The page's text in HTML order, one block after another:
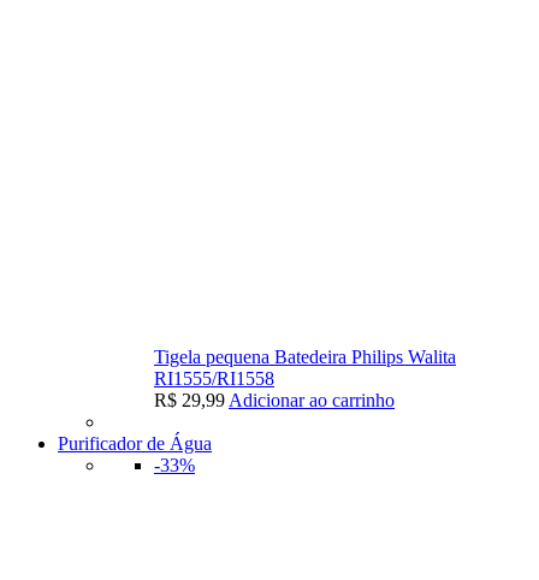
Tigela pequena Batedeira Philips Walita
RI1555/RI1558
R$ 29,99 Adicionar ao carrinho
Purificador de Água
-33%